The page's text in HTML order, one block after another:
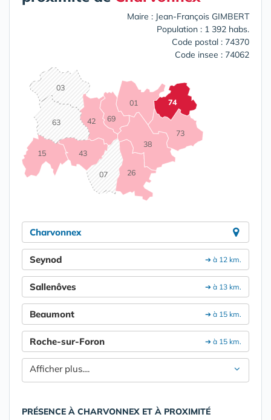
Maire : Jean-François GIMBERT
Population : 1 392 habs.
Code postal : 74370
Code insee : 74062
01
03
07
15
26
38
42
43
63
69
73
74
Charvonnex
➔ à 12 km.
Seynod
➔ à 13 km.
Sallenôves
➔ à 15 km.
Beaumont
➔ à 15 km.
Roche-sur-Foron
Afficher plus....
PRÉSENCE À CHARVONNEX ET À PROXIMITÉ